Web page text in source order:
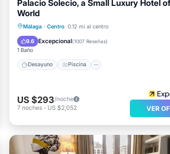
Palacio Solecio, a Small Luxury Hotel
World
Málaga · Centro 0.12 mi al centro
9.6 Excepcional(1007 Reseñas)
1 Baño
Desayuno Piscina
Desayuno Piscina
Cocina
US $293/noche
7 noches - US $2,052 VER